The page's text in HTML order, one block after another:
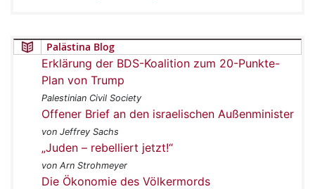
Palästina Blog
Erklärung der BDS-Koalition zum 20-Punkte-
Plan von Trump
Palestinian Civil Society
Offener Brief an den israelischen Außenminister
von Jeffrey Sachs
„Juden – rebelliert jetzt!“
von Arn Strohmeyer
Die Ökonomie des Völkermords